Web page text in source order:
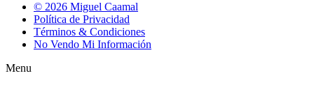
© 2026 Miguel Caamal
Política de Privacidad
Términos & Condiciones
No Vendo Mi Información
Menu